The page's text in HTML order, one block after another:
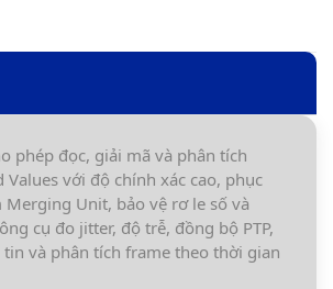
phép đọc, giải mã và phân tích
Values với độ chính xác cao, phục
Unit, bảo vệ rơ le số và
cụ đo jitter, độ trễ, đồng bộ PTP,
và phân tích frame theo thời gian